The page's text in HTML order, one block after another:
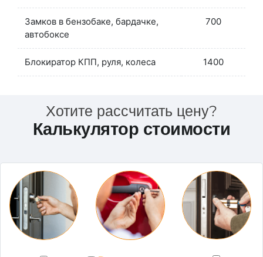
Замков в бензобаке, бардачке,
автобоксе
700
Блокиратор КПП, руля, колеса 1400
Хотите рассчитать цену?
Калькулятор стоимости